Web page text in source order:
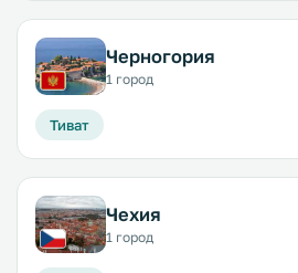
Черногория
1 город
Тиват
Чехия
1 город